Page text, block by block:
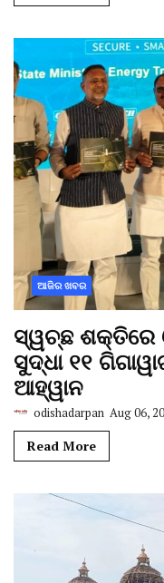
ଆଜିର ଖବର
ସ୍ୱଚ୍ଛ ଶକ୍ତିରେ
ସୁଦ୍ଧା ୧୧
ଆହ୍ୱାନ
odishadarpan Aug 06,
Read More